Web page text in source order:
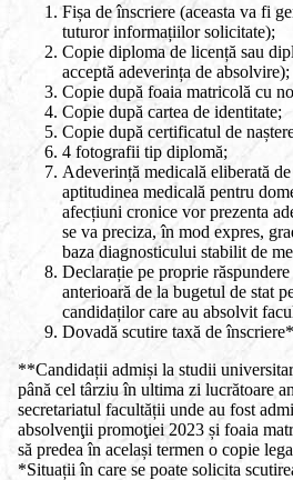
Fișa de înscriere (aceasta va fi
tuturor informațiilor solicitate);
Copie diploma de licență sau
acceptă adeverința de absolvire);
Copie după foaia matricolă cu
Copie după cartea de identitate;
Copie după certificatul de
4 fotografii tip diplomă;
Adeverință medicală eliberată
aptitudinea medicală pentru
afecțiuni cronice vor prezenta
se va preciza, în mod expres,
baza diagnosticului stabilit de
Declarație pe proprie
anterioară de la bugetul de stat
candidaților care au absolvit
Dovadă scutire taxă de
**Candidații admiși la studii
până cel târziu în ultima zi lucrătoare
secretariatul facultății unde au fost
absolvenţii promoţiei 2023 și foaia
să predea în același termen o copie
*Situații în care se poate solicita